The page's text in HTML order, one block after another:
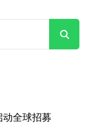
全球招募